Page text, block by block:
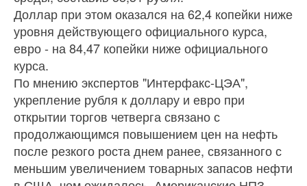
Доллар при этом оказался на 62,4 копейки ниже
уровня действующего официального курса,
евро - на 84,47 копейки ниже официального
курса.
По мнению экспертов "Интерфакс-ЦЭА",
укрепление рубля к доллару и евро при
открытии торгов четверга связано с
продолжающимся повышением цен на нефть
после резкого роста днем ранее, связанного с
меньшим увеличением товарных запасов нефти